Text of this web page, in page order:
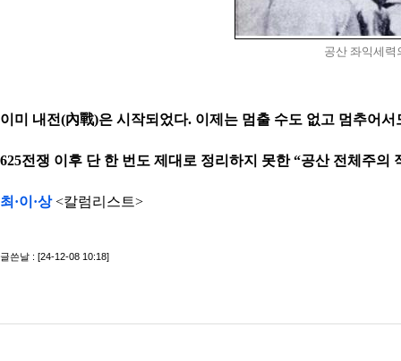
공산 좌익세력
이미 내전(內戰)은 시작되었다. 이제는 멈출 수도 없고 멈추어서
625전쟁 이후 단 한 번도 제대로 정리하지 못한“공산 전체주의
최·이·상<칼럼리스트>
글쓴날 : [24-12-08 10:18]